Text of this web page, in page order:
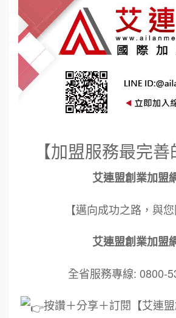
【加盟服務最完善
艾連盟創業加盟
【邁向成功之路，與您
艾連盟創業加盟
全省服務專線: 0800-
按讚＋分享＋訂閱【艾連